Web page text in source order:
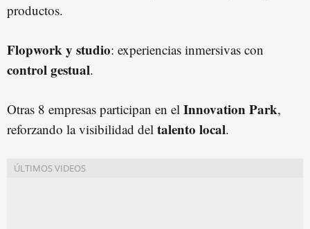
productos.
Flopwork y studio: experiencias inmersivas con
control gestual.
Otras 8 empresas participan en el Innovation Park,
reforzando la visibilidad del talento local.